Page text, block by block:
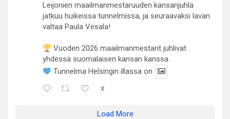
Leijonien maailmanmestaruuden kansanjuhla
jatkuu huikeissa tunnelmissa, ja seuraavaksi lavan
valtaa Paula Vesala!
Vuoden 2026 maailmanmestarit juhlivat
yhdessä suomalaisen kansan kanssa.
Tunnelma Helsingin illassa on
X
Load More